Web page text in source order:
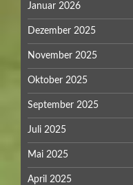
Januar 2026
Dezember 2025
November 2025
Oktober 2025
September 2025
Juli 2025
Mai 2025
April 2025